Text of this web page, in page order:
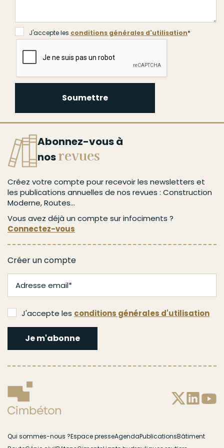
J'accepte lesconditions générales d'utilisation*
J'accepte les conditions générales d'utilisation*
Soumettre
Abonnez-vous à
nosrevues
Créez votre compte pour recevoir les newsletters et
les publications annuelles de nos revues : Construction
Moderne, Routes...
Vous avez déjà un compte sur infociments ?
Connectez-vous
Créer un compte
J'accepte les conditions générales d'utilisation
Je m'abonne
Menu
Qui sommes-nous ?Espace presseAgendaPublicationsBâtiment